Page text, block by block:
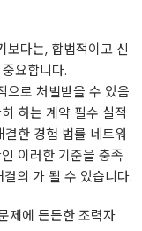
보다는, 합법적이고 신
요합니다.
으로 처벌받을 수 있음
하는 계약 필수 실적
한 경험 법률 네트워
이러한 기준을 충족
결의 가 될 수 있습니다.
제에 든든한 조력자